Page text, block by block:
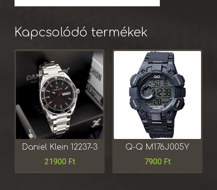
Kapcsolódó termékek
Daniel Klein 12237-3
21900 Ft
Q-Q M176J005Y
7900 Ft